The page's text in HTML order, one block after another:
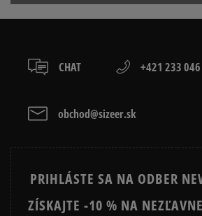
osobné prevzatie v predajni.
kartou,
CHAT +421 233
obchod@sizeer.sk
PRIHLÁSTE SA NA ODBER
ZÍSKAJTE -10 % NA